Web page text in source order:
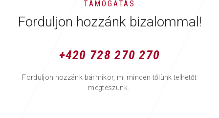
TÁMOGATÁS
Forduljon hozzánk bizalommal!
+420 728 270 270
Forduljon hozzánk bármikor, mi minden tőlünk telhetőt
megteszünk.